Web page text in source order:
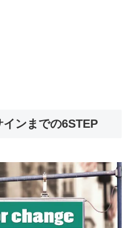
ンまでの6STEP